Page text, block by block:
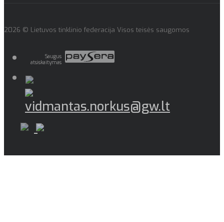
2026 © Lietuvos tinklinio federacija Visos teisės saugomos
Saugus
atsiskaitymas